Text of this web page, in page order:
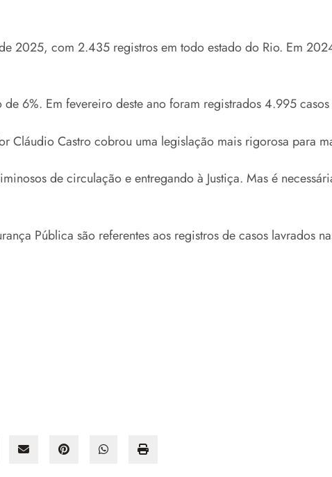
2025, com 2.435 registros em todo estado do Rio. Em
de 6%. Em fevereiro deste ano foram registrados 4.995
Cláudio Castro cobrou uma legislação mais rigorosa para
de circulação e entregando à Justiça. Mas é
Pública são referentes aos registros de casos lavrados